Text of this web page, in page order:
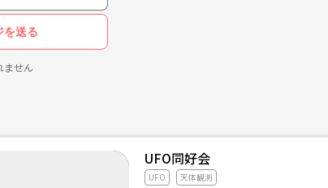
を送る
ません
UFO同好会
UFO 天体観測